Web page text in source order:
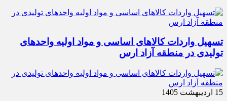
تسهیل واردات کالاهای اساسی و مواد اولیه واحدهای
تولیدی در منطقه آزاد ارس
15 اردیبهشت 1405